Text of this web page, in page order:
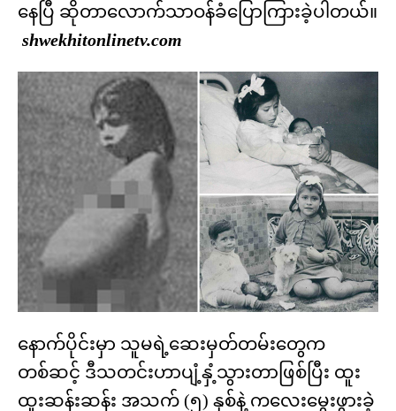
နေပြီ ဆိုတာလောက်သာဝန်ခံပြောကြားခဲ့ပါတယ်။
shwekhitonlinetv.com
နောက်ပိုင်းမှာ သူမရဲ့ဆေးမှတ်တမ်းတွေက
တစ်ဆင့် ဒီသတင်းဟာပျံ့နှံ့သွားတာဖြစ်ပြီး ထူး
ထူးဆန်းဆန်း အသက် (၅) နှစ်နဲ့ ကလေးမွေးဖွားခဲ့